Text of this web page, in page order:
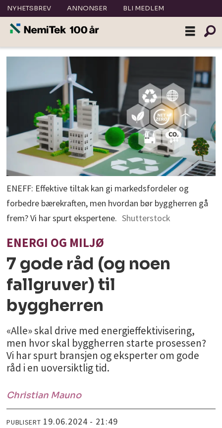
NYHETSBREV ANNONSER BLI MEDLEM
ENEFF: Effektive tiltak kan gi markedsfordeler og
forbedre bærekraften, men hvordan bør byggherren gå
frem? Vi har spurt ekspertene. Shutterstock
ENERGI OG MILJØ
7 gode råd (og noen
fallgruver) til
byggherren
«Alle» skal drive med energieffektivisering,
men hvor skal byggherren starte prosessen?
Vi har spurt bransjen og eksperter om gode
råd i en uoversiktlig tid.
Christian Mauno
PUBLISERT 19.06.2024 - 21:49